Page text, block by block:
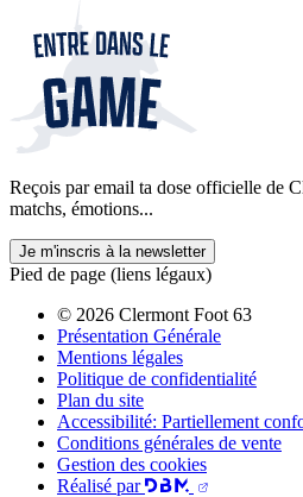
Reçois par email ta dose officielle de
matchs, émotions...
Je m'inscris à la newsletter
Pied de page (liens légaux)
© 2026 Clermont Foot 63
Présentation Générale
Mentions légales
Politique de confidentialité
Plan du site
Accessibilité: Partiellement
Conditions générales de vente
Gestion des cookies
Réalisé par